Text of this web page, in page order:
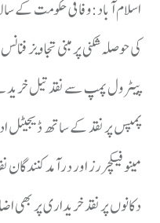
کی حوصلہ شکنی پر مبنی تجاویز
پمپس پر نقد کے ساتھ ڈیجیٹل
دکانوں پر نقد خریداری پر بھی